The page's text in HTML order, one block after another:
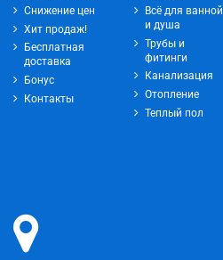
Снижение цен
Хит продаж!
Бесплатная
доставка
Бонус
Контакты
Всё для ванной
и душа
Трубы и
фитинги
Канализация
Отопление
Теплый пол